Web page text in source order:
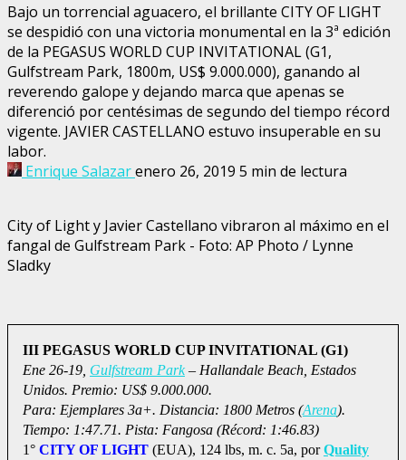
Bajo un torrencial aguacero, el brillante CITY OF LIGHT
se despidió con una victoria monumental en la 3ª edición
de la PEGASUS WORLD CUP INVITATIONAL (G1,
Gulfstream Park, 1800m, US$ 9.000.000), ganando al
reverendo galope y dejando marca que apenas se
diferenció por centésimas de segundo del tiempo récord
vigente. JAVIER CASTELLANO estuvo insuperable en su
labor.
Enrique Salazarenero 26, 2019 5 min de lectura
City of Light y Javier Castellano vibraron al máximo en el
fangal de Gulfstream Park - Foto: AP Photo / Lynne
Sladky
III PEGASUS WORLD CUP INVITATIONAL (G1)
Ene 26-19, Gulfstream Park– Hallandale Beach, Estados
Unidos. Premio: US$ 9.000.000.
Para: Ejemplares 3a+. Distancia: 1800 Metros (Arena).
Tiempo: 1:47.71. Pista: Fangosa (Récord: 1:46.83)
1° CITY OF LIGHT (EUA), 124 lbs, m. c. 5a, porQuality